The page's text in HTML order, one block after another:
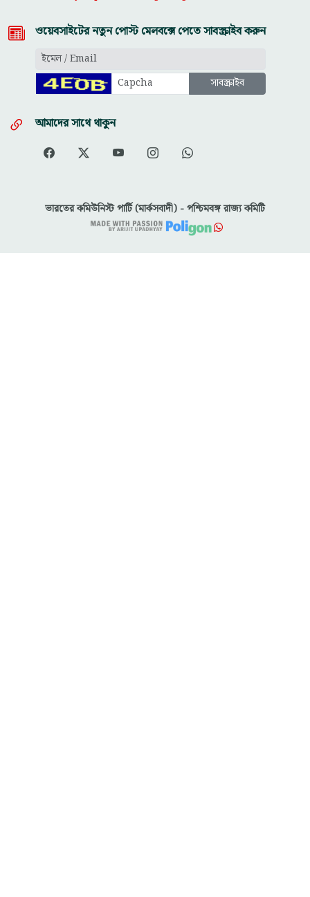
ওয়েবসাইটের নতুন পোস্ট মেলবক্সে পেতে সাবস্ক্রাইব করুন
আমাদের সাথে থাকুন
ভারতের কমিউনিস্ট পার্টি (মার্কসবাদী) - পশ্চিমবঙ্গ রাজ্য কমিটি